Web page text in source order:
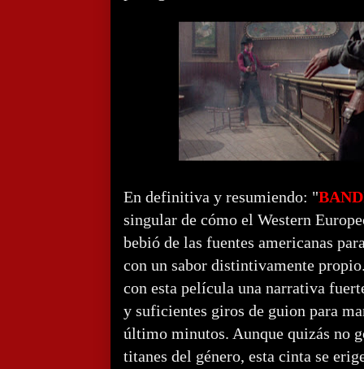
En definitiva y resumiendo: "
singular de cómo el Western
bebió de las fuentes americanas
con un sabor distintivamente
con esta película una narrativa
y suficientes giros de guion para
último minutos. Aunque quizás no
titanes del género, esta cinta se